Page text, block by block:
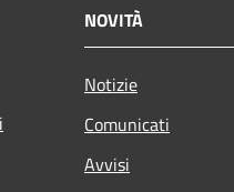
NOVITÀ
Notizie
Comunicati
Avvisi